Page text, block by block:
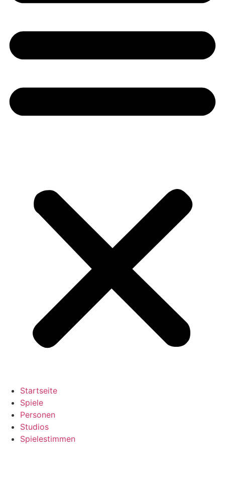
Startseite
Spiele
Personen
Studios
Spielestimmen